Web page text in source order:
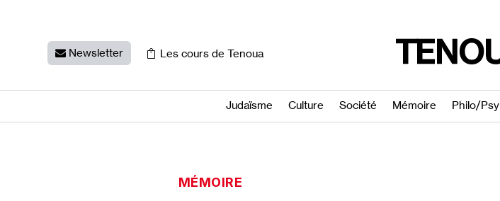
Newsletter Les cours de Tenoua
Judaïsme Culture Société Mémoire Philo/​Psy
MÉMOIRE